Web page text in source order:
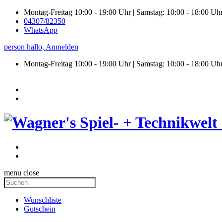
Montag-Freitag 10:00 - 19:00 Uhr | Samstag: 10:00 - 18:00
04307/82350
WhatsApp
person hallo, Anmelden
Montag-Freitag 10:00 - 19:00 Uhr | Samstag: 10:00 - 18:00
menu close
Wunschliste
Gutschein